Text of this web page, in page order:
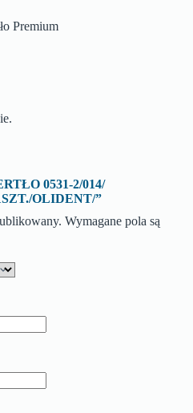
Premium
0531-2/014/
OLIDENT/”
Wymagane pola są